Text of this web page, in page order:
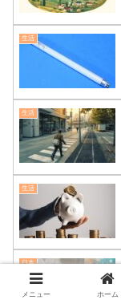
生活
生活
生活
日本
メニュー ホーム